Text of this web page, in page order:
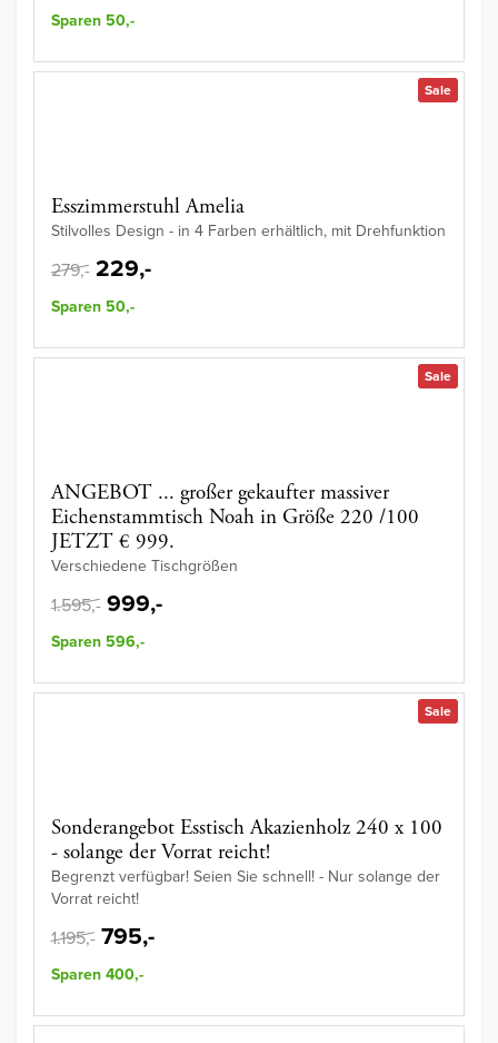
Sparen 50,-
Sale
Esszimmerstuhl Amelia
Stilvolles Design - in 4 Farben erhältlich, mit Drehfunktion
279,- 229,-
Sparen 50,-
Sale
ANGEBOT ... großer gekaufter massiver
Eichenstammtisch Noah in Größe 220 /100
JETZT € 999.
Verschiedene Tischgrößen
1.595,- 999,-
Sparen 596,-
Sale
Sonderangebot Esstisch Akazienholz 240 x 100
- solange der Vorrat reicht!
Begrenzt verfügbar! Seien Sie schnell! - Nur solange der
Vorrat reicht!
1.195,- 795,-
Sparen 400,-